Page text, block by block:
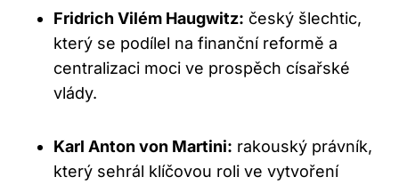
Fridrich Vilém Haugwitz: český šlechtic,
který se podílel na finanční reformě a
centralizaci moci ve prospěch císařské
vlády.
Karl Anton von Martini: rakouský právník,
který sehrál klíčovou roli ve vytvoření